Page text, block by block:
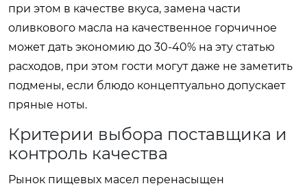
при этом в качестве вкуса, замена части
оливкового масла на качественное горчичное
может дать экономию до 30-40% на эту статью
расходов, при этом гости могут даже не заметить
подмены, если блюдо концептуально допускает
пряные ноты.
Критерии выбора поставщика и
контроль качества
Рынок пищевых масел перенасыщен